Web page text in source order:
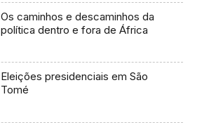
Os caminhos e descaminhos da
política dentro e fora de África
Eleições presidenciais em São
Tomé